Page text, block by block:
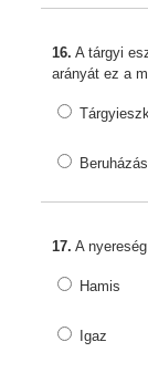
16. A tárgyi
arányát ez a
17. A
Hamis
Igaz